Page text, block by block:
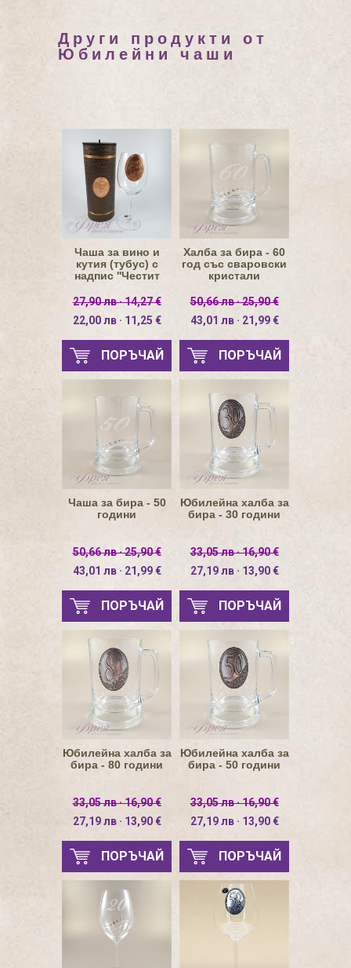
Други продукти от
Юбилейни чаши
Чаша за вино и
кутия (тубус) с
надпис ''Честит
27,90 лв · 14,27 €
22,00 лв · 11,25 €
ПОРЪЧАЙ
Халба за бира - 60
год със сваровски
кристали
50,66 лв · 25,90 €
43,01 лв · 21,99 €
ПОРЪЧАЙ
Чаша за бира - 50
години
50,66 лв · 25,90 €
43,01 лв · 21,99 €
ПОРЪЧАЙ
Юбилейна халба за
бира - 30 години
33,05 лв · 16,90 €
27,19 лв · 13,90 €
ПОРЪЧАЙ
Юбилейна халба за
бира - 80 години
33,05 лв · 16,90 €
27,19 лв · 13,90 €
ПОРЪЧАЙ
Юбилейна халба за
бира - 50 години
33,05 лв · 16,90 €
27,19 лв · 13,90 €
ПОРЪЧАЙ